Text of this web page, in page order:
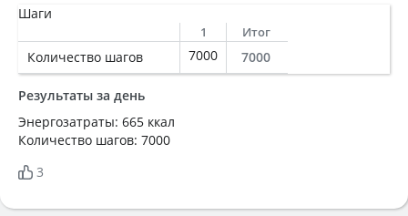
Шаги
1 Итог
Количество шагов 7000 7000
Результаты за день
Энергозатраты: 665 ккал
Количество шагов: 7000
3